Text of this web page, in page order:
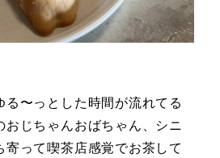
〜っとした時間が流れてる
じちゃんおばちゃん、シニ
って喫茶店感覚でお茶して